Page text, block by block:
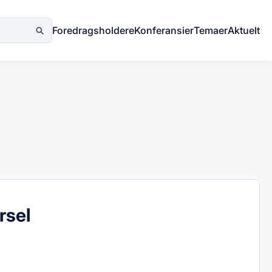
ForedragsholdereKonferansierTemaerAktuelt